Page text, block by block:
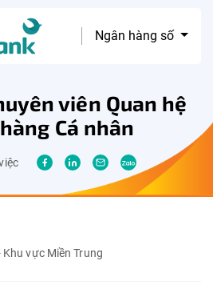
Ngân hàng số
viên Quan hệ
Cá nhân
vực Miền Trung